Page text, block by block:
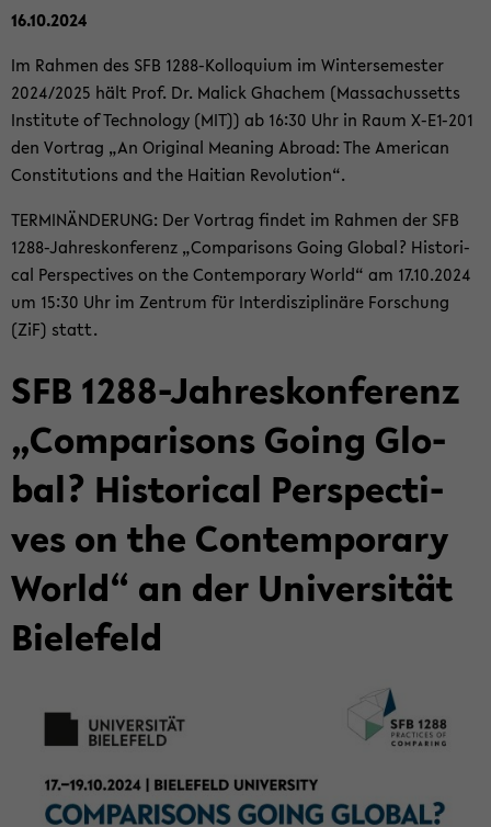
16.10.2024
Im Rah­men des SFB 1288-​Kolloquium im Win­ter­se­mes­ter
2024/2025 hält Prof. Dr. Malick Gha­chem (Mas­sa­chus­setts
In­sti­tu­te of Tech­no­lo­gy (MIT)) ab 16:30 Uhr in Raum X-​E1-201
den Vor­trag „An Ori­gi­nal Me­a­ning Ab­road: The Ame­ri­can
Con­sti­tu­ti­ons and the Hai­ti­an Re­vo­lu­ti­on“.
TER­MIN­ÄN­DE­RUNG: Der Vor­trag fin­det im Rah­men der SFB
1288-​Jahreskonferenz „Com­pa­ri­sons Going Glo­bal? His­to­ri­
cal Per­spec­ti­ves on the Con­tem­pora­ry World“ am 17.10.2024
um 15:30 Uhr im Zen­trum für In­ter­dis­zi­pli­nä­re For­schung
(ZiF) statt.
SFB 1288-​Jahreskonferenz
„Com­pa­ri­sons Going Glo­
bal? His­to­ri­cal Per­spec­ti­
ves on the Con­tem­pora­ry
World“ an der Uni­ver­si­tät
Bie­le­feld